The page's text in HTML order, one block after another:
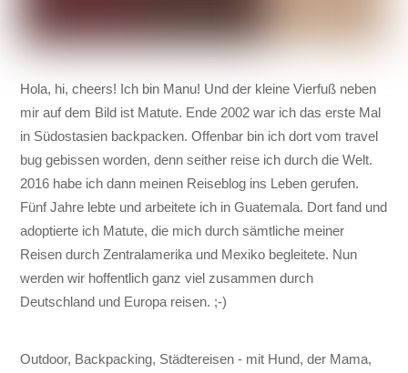
Hola, hi, cheers! Ich bin Manu! Und der kleine Vierfuß neben
mir auf dem Bild ist Matute. Ende 2002 war ich das erste Mal
in Südostasien backpacken. Offenbar bin ich dort vom travel
bug gebissen worden, denn seither reise ich durch die Welt.
2016 habe ich dann meinen Reiseblog ins Leben gerufen.
Fünf Jahre lebte und arbeitete ich in Guatemala. Dort fand und
adoptierte ich Matute, die mich durch sämtliche meiner
Reisen durch Zentralamerika und Mexiko begleitete. Nun
werden wir hoffentlich ganz viel zusammen durch
Deutschland und Europa reisen. ;-)
Outdoor, Backpacking, Städtereisen - mit Hund, der Mama,